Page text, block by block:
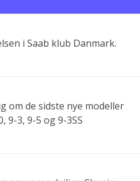
i Saab klub Danmark.
om de sidste nye modeller
9-3, 9-5 og 9-3SS